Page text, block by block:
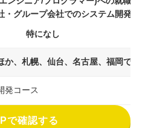
・グループ会社でのシステム開発
特になし
か、札幌、仙台、名古屋、福岡で展
発コース
で確認する